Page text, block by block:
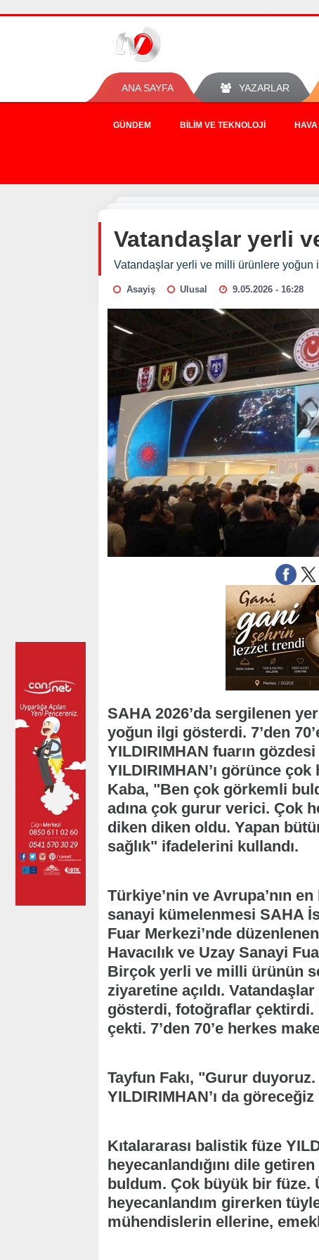
ANA SAYFA YAZARLAR
GÜNDEM BILIM VE TEKNOLOJI
Vatandaşlar yerli
Vatandaşlar yerli ve milli ürünlere yoğun
Asayiş Ulusal 9.05.2026 - 16:28
SAHA 2026’da sergilenen
yoğun ilgi gösterdi. 7’den
YILDIRIMHAN fuarın
YILDIRIMHAN’ı görünce
Kaba, "Ben çok görkemli
adına çok gurur verici. Çok
diken diken oldu. Yapan
sağlık" ifadelerini kullandı.
Türkiye’nin ve Avrupa’nın
sanayi kümelenmesi SAHA
Fuar Merkezi’nde
Havacılık ve Uzay Sanayi
Birçok yerli ve milli ürünün
ziyaretine açıldı.
gösterdi, fotoğraflar
çekti. 7’den 70’e herkes
Tayfun Fakı, "Gurur
YILDIRIMHAN’ı da
Kıtalararası balistik füze
heyecanlandığını dile
buldum. Çok büyük bir füze.
heyecanlandım girerken
mühendislerin ellerine,